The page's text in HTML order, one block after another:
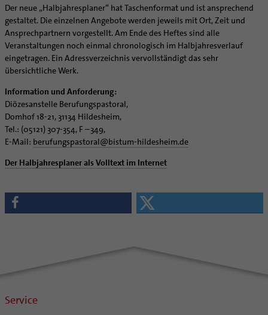
Internet- und Telefon
Krankenhaus
Künstler
Glaubenswege
Ehe - Familie - Geschlechtergerechtigkeit
Kategoriale und Diakonale Seelsorge
Notfall
Polizei- und Feuerwehr
Schule
Gefängnisseelsorge
Religionslehrer:in
Freiwilligendienst
Soziale Berufe in der Caritas
Schöpfungsspiritualität
Zukunftsräume
Aktuelles
Newsletter
Personalentwicklung
Unterstützungsangebot für Seelsorgende
Supervision
Aufbrüche in der Kirche
Ehrenamtliche
KirchenZeitung online
Verwaltungsbeauftragte / Verwaltungsleitungen in
Pfarrgemeinden
Schematismus
Der neue „Halbjahresplaner“ hat Taschenformat und ist ansprechend
gestaltet. Die einzelnen Angebote werden jeweils mit Ort, Zeit und
Ansprechpartnern vorgestellt. Am Ende des Heftes sind alle
Veranstaltungen noch einmal chronologisch im Halbjahresverlauf
eingetragen. Ein Adressverzeichnis vervollständigt das sehr
übersichtliche Werk.
Information und Anforderung:
Diözesanstelle Berufungspastoral,
Domhof 18-21, 31134 Hildesheim,
Tel.: (05121) 307-354, F –349,
E-Mail: berufungspastoral@bistum-hildesheim.de
Der Halbjahresplaner als Volltext im Internet
Service